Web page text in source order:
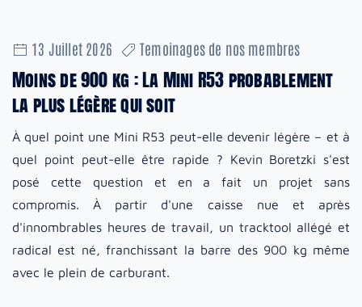
13 Juillet 2026 Temoinages de nos membres
Moins de 900 kg : La Mini R53 probablement
la plus légère qui soit
À quel point une Mini R53 peut-elle devenir légère – et à
quel point peut-elle être rapide ? Kevin Boretzki s'est
posé cette question et en a fait un projet sans
compromis. À partir d'une caisse nue et après
d'innombrables heures de travail, un tracktool allégé et
radical est né, franchissant la barre des 900 kg même
avec le plein de carburant.